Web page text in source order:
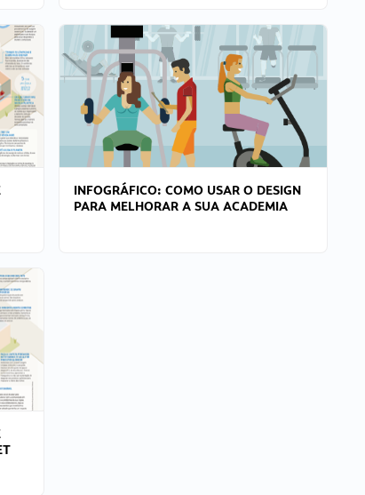
INFOGRÁFICO: COMO USAR O DESIGN
PARA MELHORAR A SUA ACADEMIA